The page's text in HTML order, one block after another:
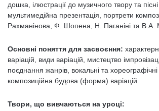
дошка, ілюстрації до музичного твору та
мультимедійна презентація, портрети
Рахманінова, Ф. Шопена, Н. Паганіні та В.А.
Основні поняття для засвоєння:
варіацій, види варіацій, мистецтво
поєднання жанрів, вокальні та хореографічні
композиційна будова (форма) варіацій.
Твори, що вивчаються на уроці: